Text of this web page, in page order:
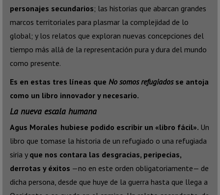
personajes secundarios; las historias que abarcan grandes
marcos territoriales para plasmar la complejidad de lo
global; y los relatos que exploran nuevas concepciones del
tiempo más allá de la representación pura y dura del mundo
como presente.
Es en estas tres líneas que No somos refugiados se antoja
como un libro innovador y necesario.
La nueva escala humana
Agus Morales hubiese podido escribir un «libro fácil». Un
libro que tomase la historia de un refugiado o una refugiada
siria y que nos contara las desgracias, peripecias,
derrotas y éxitos —no en este orden obligatoriamente— de
dicha persona, desde que huye de la guerra hasta que llega a